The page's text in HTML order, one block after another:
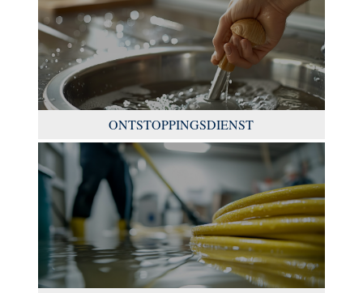
ONTSTOPPINGSDIENST